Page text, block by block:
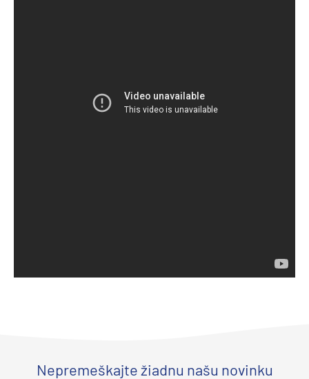
Nepremeškajte žiadnu našu novinku